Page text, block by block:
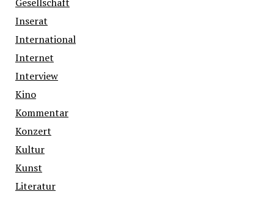
Gesellschaft
Inserat
International
Internet
Interview
Kino
Kommentar
Konzert
Kultur
Kunst
Literatur